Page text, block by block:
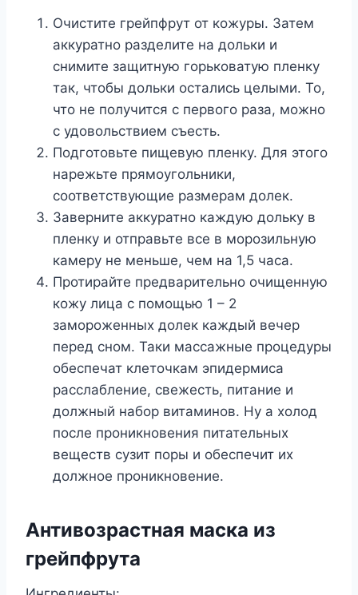
Очистите грейпфрут от кожуры. Затем
аккуратно разделите на дольки и
снимите защитную горьковатую пленку
так, чтобы дольки остались целыми. То,
что не получится с первого раза, можно
с удовольствием съесть.
Подготовьте пищевую пленку. Для этого
нарежьте прямоугольники,
соответствующие размерам долек.
Заверните аккуратно каждую дольку в
пленку и отправьте все в морозильную
камеру не меньше, чем на 1,5 часа.
Протирайте предварительно очищенную
кожу лица с помощью 1 – 2
замороженных долек каждый вечер
перед сном. Таки массажные процедуры
обеспечат клеточкам эпидермиса
расслабление, свежесть, питание и
должный набор витаминов. Ну а холод
после проникновения питательных
веществ сузит поры и обеспечит их
должное проникновение.
Антивозрастная маска из
грейпфрута